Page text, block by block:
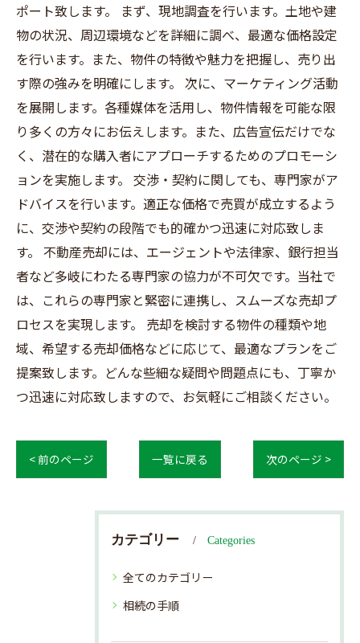
ポート致します。 まず、現地調査を行います。土地や建
物の状況、周辺環境などを詳細に調べ、最適な価格設定
を行います。また、物件の特徴や魅力を把握し、売り出
す際の強みを明確にします。 次に、マーケティング活動
を展開します。各種媒体を活用し、物件情報を可能な限
り多くの方々にお伝えします。また、広告宣伝だけでな
く、潜在的な購入者にアプローチするためのプロモーシ
ョンを実施します。 交渉・契約に関しても、専門家がア
ドバイスを行います。適正な価格で売買が成立するよう
に、交渉や契約の段階でも的確かつ迅速に対応致しま
す。 不動産売却には、エージェントや法律家、銀行担当
者など多岐にわたる専門家の協力が不可欠です。当社で
は、これらの専門家と緊密に連携し、スムーズな売却プ
ロセスを実現します。 売却を検討する物件の種類や地
域、希望する売却価格などに応じて、最適なプランをご
提案致します。どんな些細な疑問や問題点にも、丁寧か
つ迅速に対応致しますので、お気軽にご相談ください。
< 前のページ 一覧に戻る 次のページ >
カテゴリー Categories
全てのカテゴリー
相続の手順